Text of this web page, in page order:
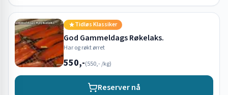
Tidløs Klassiker
God Gammeldags Røkelaks.
Har og røkt ørret
550,-(550,-/kg)
Reserver nå